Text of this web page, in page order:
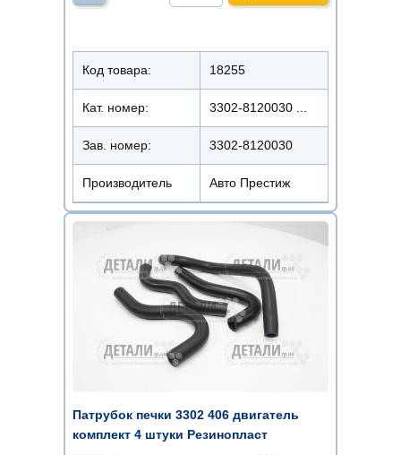
Код товара: 18255
Кат. номер: 3302-8120030 ...
Зав. номер: 3302-8120030
Производитель Авто Престиж
Патрубок печки 3302 406 двигатель
комплект 4 штуки Резинопласт